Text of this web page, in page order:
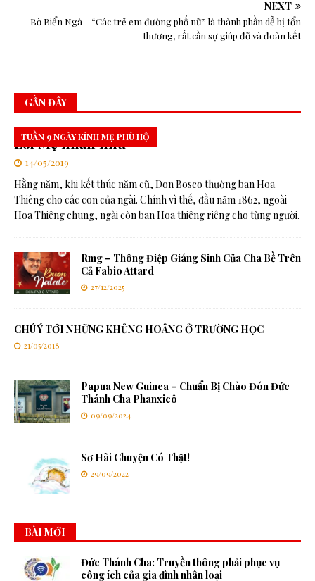
NEXT
Bờ Biển Ngà – “Các trẻ em đường phố nữ” là thành phần dễ bị tổn
thương, rất cần sự giúp đỡ và đoàn kết
GẦN ĐÂY
Lời Mẹ nhắn nhủ
TUẦN 9 NGÀY KÍNH MẸ PHÙ HỘ
14/05/2019
Hằng năm, khi kết thúc năm cũ, Don Bosco thường ban Hoa
Thiêng cho các con của ngài. Chính vì thế, đầu năm 1862, ngoài
Hoa Thiêng chung, ngài còn ban Hoa thiêng riêng cho từng người.
Rmg – Thông Điệp Giáng Sinh Của Cha Bề Trên
Cả Fabio Attard
27/12/2025
CHÚ Ý TỚI NHỮNG KHỦNG HOẢNG Ở TRƯỜNG HỌC
21/05/2018
Papua New Guinea – Chuẩn Bị Chào Đón Đức
Thánh Cha Phanxicô
09/09/2024
Sơ Hãi Chuyện Có Thật!
29/09/2022
BÀI MỚI
Đức Thánh Cha: Truyền thông phải phục vụ
công ích của gia đình nhân loại